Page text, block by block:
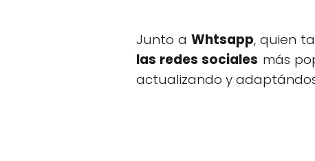
Junto a Whtsapp, quien
las redes sociales más
actualizando y